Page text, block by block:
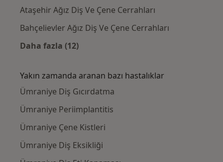
Ataşehir Ağız Diş Ve Çene Cerrahları
Bahçelievler Ağız Diş Ve Çene Cerrahları
Daha fazla (12)
Yakın zamanda aranan bazı hastalıklar
Ümraniye Diş Gıcırdatma
Ümraniye Periimplantitis
Ümraniye Çene Kistleri
Ümraniye Diş Eksikliği